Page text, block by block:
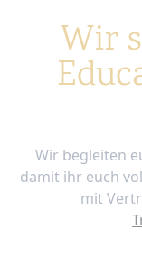
Wir
Wir begleiten
damit ihr euch
mit